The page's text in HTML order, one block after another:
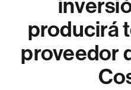
producirá
proveedor